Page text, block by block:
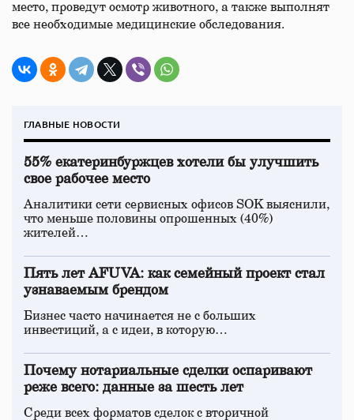
место, проведут осмотр животного, а также выполнят
все необходимые медицинские обследования.
ГЛАВНЫЕ НОВОСТИ
55% екатеринбуржцев хотели бы улучшить
свое рабочее место
Аналитики сети сервисных офисов SOK выяснили,
что меньше половины опрошенных (40%)
жителей…
Пять лет AFUVA: как семейный проект стал
узнаваемым брендом
Бизнес часто начинается не с больших
инвестиций, а с идеи, в которую…
Почему нотариальные сделки оспаривают
реже всего: данные за шесть лет
Среди всех форматов сделок с вторичной